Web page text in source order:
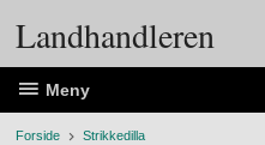
Landhandleren
Meny
Forside Strikkedilla